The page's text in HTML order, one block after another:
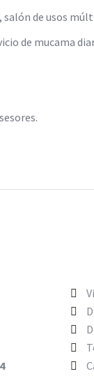
de usos
de mucama
4